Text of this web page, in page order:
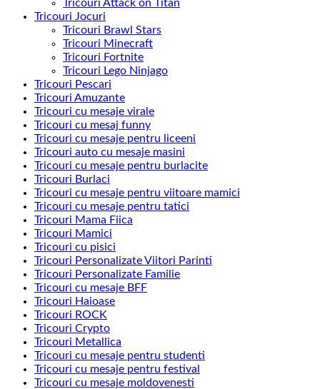
Tricouri Attack on Titan
Tricouri Jocuri
Tricouri Brawl Stars
Tricouri Minecraft
Tricouri Fortnite
Tricouri Lego Ninjago
Tricouri Pescari
Tricouri Amuzante
Tricouri cu mesaje virale
Tricouri cu mesaj funny
Tricouri cu mesaje pentru liceeni
Tricouri auto cu mesaje masini
Tricouri cu mesaje pentru burlacite
Tricouri Burlaci
Tricouri cu mesaje pentru viitoare mamici
Tricouri cu mesaje pentru tatici
Tricouri Mama Fiica
Tricouri Mamici
Tricouri cu pisici
Tricouri Personalizate Viitori Parinti
Tricouri Personalizate Familie
Tricouri cu mesaje BFF
Tricouri Haioase
Tricouri ROCK
Tricouri Crypto
Tricouri Metallica
Tricouri cu mesaje pentru studenti
Tricouri cu mesaje pentru festival
Tricouri cu mesaje moldovenesti